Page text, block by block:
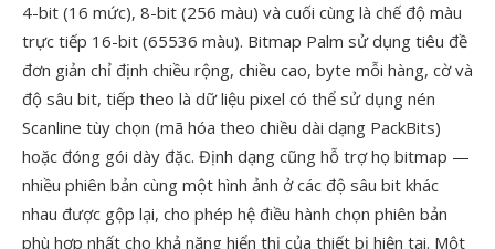
4-bit (16 mức), 8-bit (256 màu) và cuối cùng là chế độ màu
trực tiếp 16-bit (65536 màu). Bitmap Palm sử dụng tiêu đề
đơn giản chỉ định chiều rộng, chiều cao, byte mỗi hàng, cờ và
độ sâu bit, tiếp theo là dữ liệu pixel có thể sử dụng nén
Scanline tùy chọn (mã hóa theo chiều dài dạng PackBits)
hoặc đóng gói dày đặc. Định dạng cũng hỗ trợ họ bitmap —
nhiều phiên bản cùng một hình ảnh ở các độ sâu bit khác
nhau được gộp lại, cho phép hệ điều hành chọn phiên bản
phù hợp nhất cho khả năng hiển thị của thiết bị hiện tại. Một